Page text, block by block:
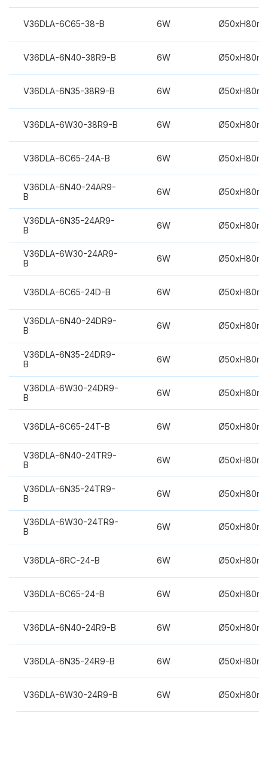
V36DLA-6C65-38-B 6W
V36DLA-6N40-38R9-B 6W
V36DLA-6N35-38R9-B 6W
V36DLA-6W30-38R9-B 6W
V36DLA-6C65-24A-B 6W
V36DLA-6N40-24AR9-
B
6W
V36DLA-6N35-24AR9-
B
6W
V36DLA-6W30-24AR9-
B
6W
V36DLA-6C65-24D-B 6W
V36DLA-6N40-24DR9-
B
6W
V36DLA-6N35-24DR9-
B
6W
V36DLA-6W30-24DR9-
B
6W
V36DLA-6C65-24T-B 6W
V36DLA-6N40-24TR9-
B
6W
V36DLA-6N35-24TR9-
B
6W
V36DLA-6W30-24TR9-
B
6W
V36DLA-6RC-24-B 6W
V36DLA-6C65-24-B 6W
V36DLA-6N40-24R9-B 6W
V36DLA-6N35-24R9-B 6W
V36DLA-6W30-24R9-B 6W